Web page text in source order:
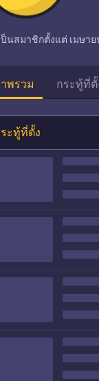
ป็นสมาชิกตั้งแต่ เมษา
พรวม กระทู้ที่ตั้
ะทู้ที่ตั้ง